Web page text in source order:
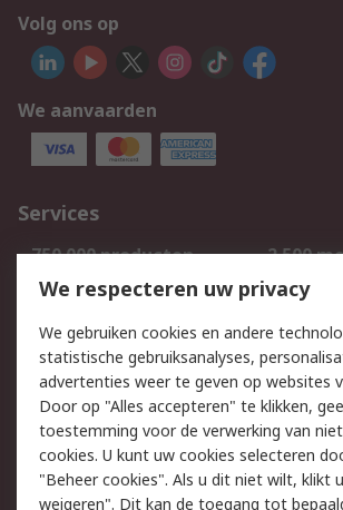
Volg ons op
We aanvaarden
Services
750.000 producten
2.500
Bestellen
Track & Trace
Wettelijk
Cookiebeleid
Email
Privacybeleid
We respecteren uw privacy
We gebruiken cookies en andere
statistische gebruiksanalyses,
advertenties weer te geven op websites
Door op "Alles accepteren" te klikken,
toestemming voor de verwerking van
cookies. U kunt uw cookies selecteren
"Beheer cookies". Als u dit niet wilt, klikt
weigeren". Dit kan de toegang tot